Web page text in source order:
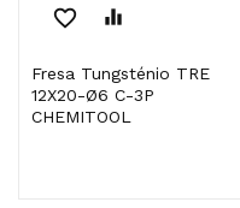
favorite_border equalizer
Fresa Tungsténio TRE
12X20-Ø6 C-3P
CHEMITOOL